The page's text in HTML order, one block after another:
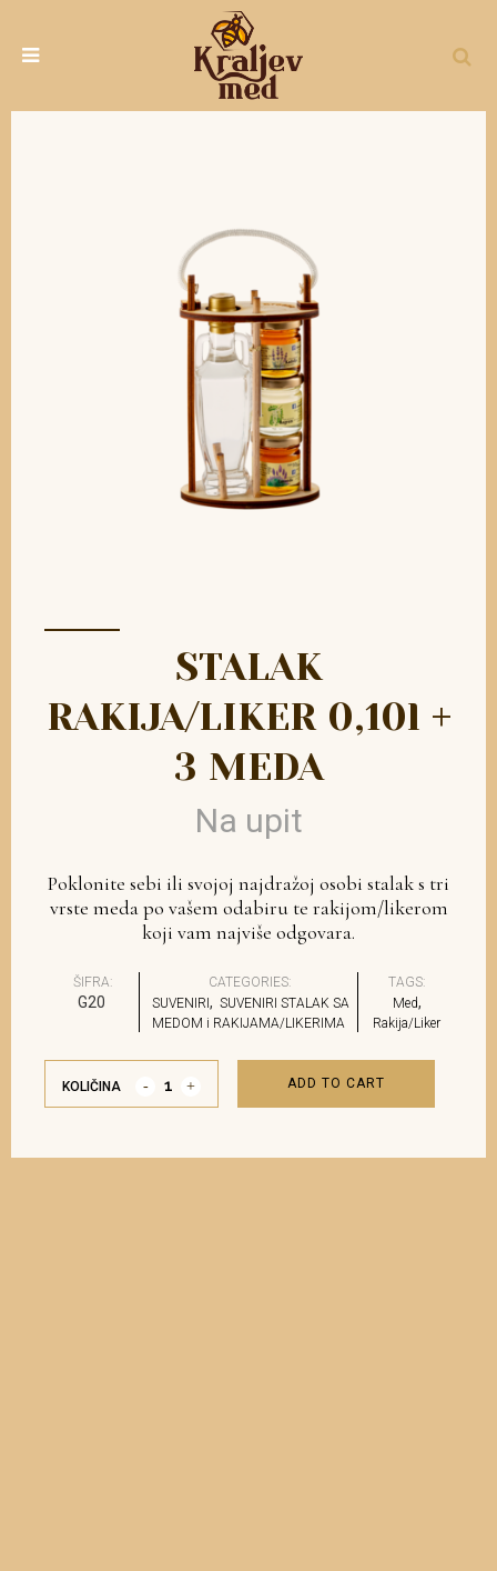
STALAK
RAKIJA/LIKER 0,10l +
3 MEDA
Na upit
Poklonite sebi ili svojoj najdražoj osobi stalak s tri
vrste meda po vašem odabiru te rakijom/likerom
koji vam najviše odgovara.
ŠIFRA:
G20
CATEGORIES:
SUVENIRI , SUVENIRI STALAK SA
MEDOM i RAKIJAMA/LIKERIMA
TAGS:
Med,
Rakija/Liker
KOLIČINA ADD TO CART